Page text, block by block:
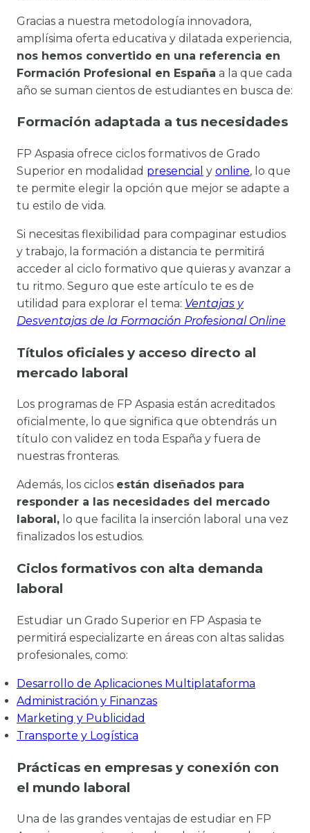
Gracias a nuestra metodología innovadora,
amplísima oferta educativa y dilatada experiencia,
nos hemos convertido en una referencia en
Formación Profesional en España a la que cada
año se suman cientos de estudiantes en busca de:
Formación adaptada a tus necesidades
FP Aspasia ofrece ciclos formativos de Grado
Superior en modalidad presencial y online, lo que
te permite elegir la opción que mejor se adapte a
tu estilo de vida.
Si necesitas flexibilidad para compaginar estudios
y trabajo, la formación a distancia te permitirá
acceder al ciclo formativo que quieras y avanzar a
tu ritmo. Seguro que este artículo te es de
utilidad para explorar el tema: Ventajas y
Desventajas de la Formación Profesional Online
Títulos oficiales y acceso directo al
mercado laboral
Los programas de FP Aspasia están acreditados
oficialmente, lo que significa que obtendrás un
título con validez en toda España y fuera de
nuestras fronteras.
Además, los ciclos están diseñados para
responder a las necesidades del mercado
laboral, lo que facilita la inserción laboral una vez
finalizados los estudios.
Ciclos formativos con alta demanda
laboral
Estudiar un Grado Superior en FP Aspasia te
permitirá especializarte en áreas con altas salidas
profesionales, como:
Desarrollo de Aplicaciones Multiplataforma
Administración y Finanzas
Marketing y Publicidad
Transporte y Logística
Prácticas en empresas y conexión con
el mundo laboral
Una de las grandes ventajas de estudiar en FP